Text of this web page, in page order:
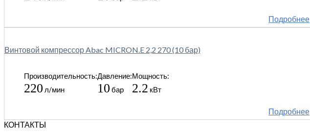
Подробнее
Винтовой компрессор Abac MICRON.E 2,2 270 (10 бар)
Производительность:
220 л/мин
Давление:
10 бар
Мощность:
2.2 кВт
Подробнее
КОНТАКТЫ